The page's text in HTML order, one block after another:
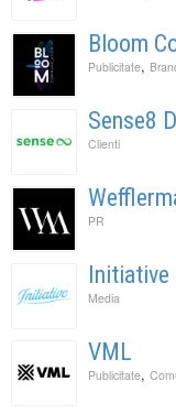
Bloom
Publicitate,
Sense8
Clienti
PR
Initiative
Media
VML
Publicitate,